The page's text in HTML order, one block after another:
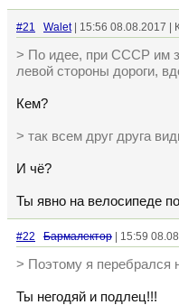
#21 Walet| 15:56 08.08.2017 |
> По идее, при СССР им
левой стороны дороги,
Кем?
> так всем друг друга
И чё?
Ты явно на велосипеде
#22 Бармалектор | 15:59
> Поэтому я перебрался
Ты негодяй и подлец!!!